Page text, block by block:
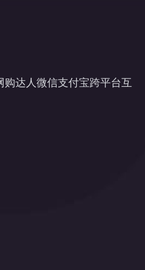
达人微信支付宝跨平台互